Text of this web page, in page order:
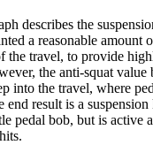
describes the
a reasonable amount
the travel, to provide
the anti-squat value
into the travel, where
end result is a
pedal bob, but is active